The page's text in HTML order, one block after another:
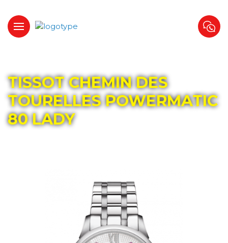
TISSOT CHEMIN DES
TOURELLES POWERMATIC
80 LADY